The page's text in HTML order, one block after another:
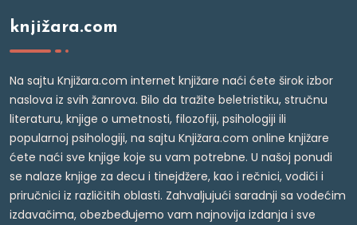
knjižara.com
Na sajtu Knjižara.com internet knjižare naći ćete širok izbor
naslova iz svih žanrova. Bilo da tražite beletristiku, stručnu
literaturu, knjige o umetnosti, filozofiji, psihologiji ili
popularnoj psihologiji, na sajtu Knjižara.com online knjižare
ćete naći sve knjige koje su vam potrebne. U našoj ponudi
se nalaze knjige za decu i tinejdžere, kao i rečnici, vodiči i
priručnici iz različitih oblasti. Zahvaljujući saradnji sa vodećim
izdavačima, obezbeđujemo vam najnovija izdanja i sve